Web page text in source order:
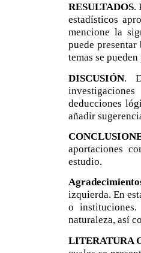
RESULTADOS.
estadísticos
mencione la
puede
temas se
DISCUSIÓN.
deducciones
añadir
aportaciones
estudio.
izquierda. En
o
naturaleza, así
LITERATURA